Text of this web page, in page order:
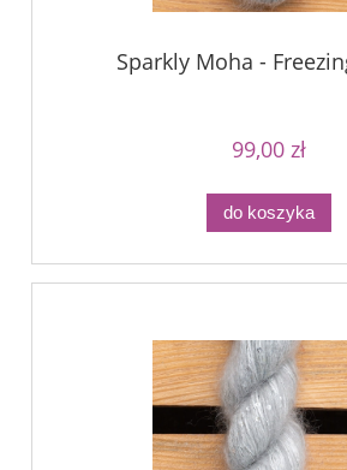
Sparkly Moha -
99,00 zł
do koszyka